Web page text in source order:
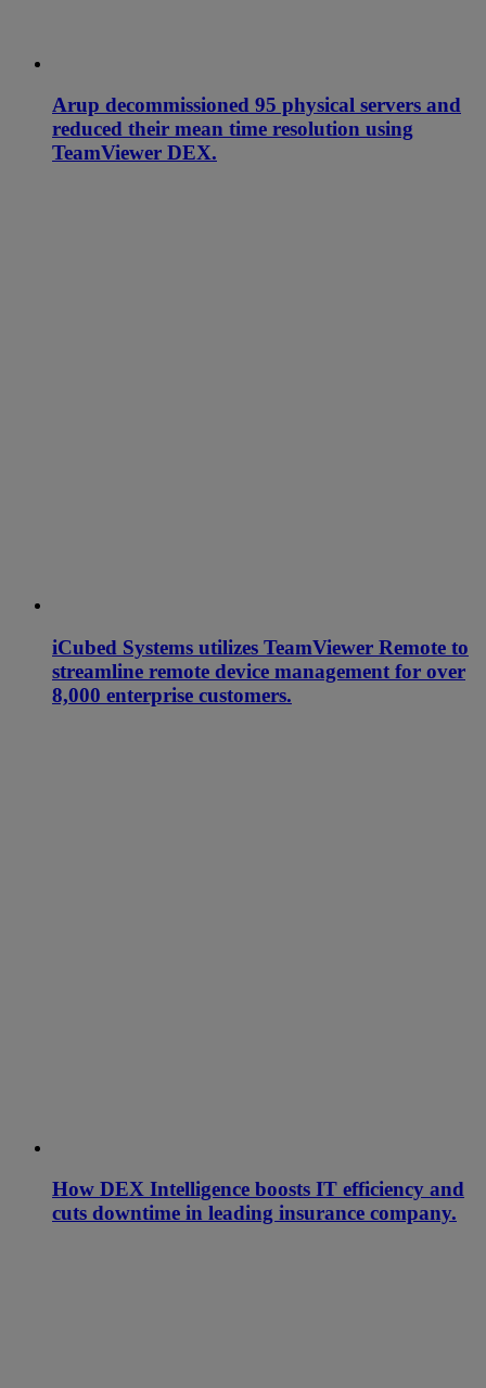
Arup decommissioned 95 physical servers and
reduced their mean time resolution using
TeamViewer DEX.
iCubed Systems utilizes TeamViewer Remote to
streamline remote device management for over
8,000 enterprise customers.
How DEX Intelligence boosts IT efficiency and
cuts downtime in leading insurance company.